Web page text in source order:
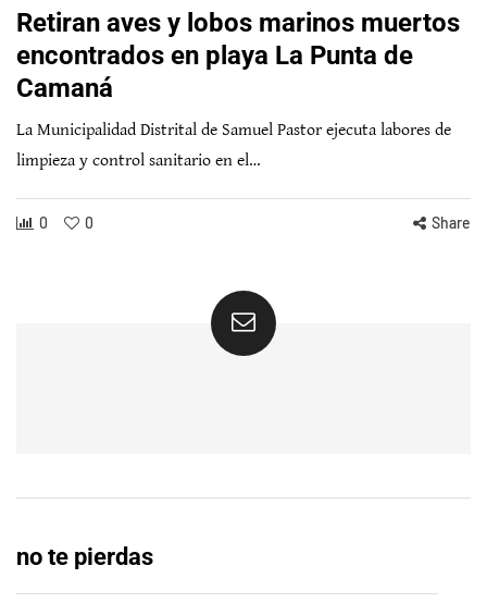
Retiran aves y lobos marinos muertos
encontrados en playa La Punta de
Camaná
La Municipalidad Distrital de Samuel Pastor ejecuta labores de
limpieza y control sanitario en el…
0 0 Share
no te pierdas